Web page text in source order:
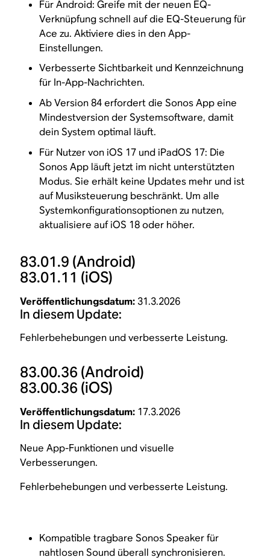
Für Android: Greife mit der neuen EQ-
Verknüpfung schnell auf die EQ-Steuerung für
Ace zu. Aktiviere dies in den App-
Einstellungen.
Verbesserte Sichtbarkeit und Kennzeichnung
für In-App-Nachrichten.
Ab Version 84 erfordert die Sonos App eine
Mindestversion der Systemsoftware, damit
dein System optimal läuft.
Für Nutzer von iOS 17 und iPadOS 17: Die
Sonos App läuft jetzt im nicht unterstützten
Modus. Sie erhält keine Updates mehr und ist
auf Musiksteuerung beschränkt. Um alle
Systemkonfigurationsoptionen zu nutzen,
aktualisiere auf iOS 18 oder höher.
83.01.9 (Android)
83.01.11 (iOS)
Veröffentlichungsdatum: 31.3.2026
In diesem Update:
Fehlerbehebungen und verbesserte Leistung.
83.00.36 (Android)
83.00.36 (iOS)
Veröffentlichungsdatum: 17.3.2026
In diesem Update:
Neue App-Funktionen und visuelle
Verbesserungen.
Fehlerbehebungen und verbesserte Leistung.
Kompatible tragbare Sonos Speaker für
nahtlosen Sound überall synchronisieren.